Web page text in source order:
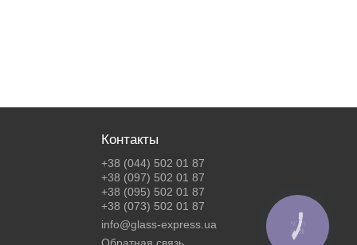
Контакты
+38 (044) 502 01 87
+38 (097) 502 01 87
+38 (095) 502 01 87
+38 (073) 502 01 87
info@glass-express.ua
КНОПКА
ЗВ'ЯЗКУ